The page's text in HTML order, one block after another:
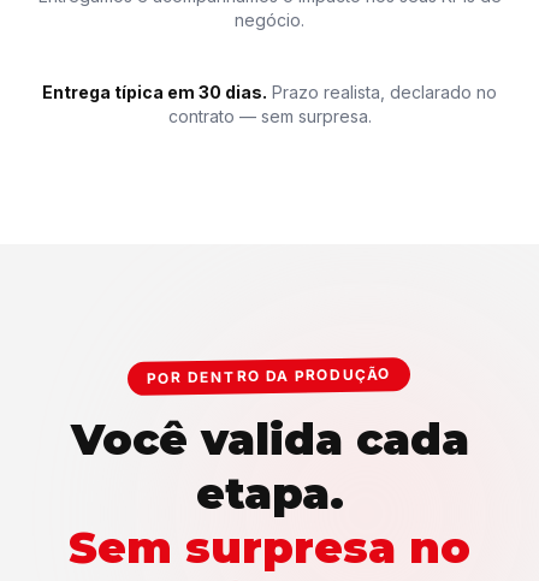
negócio.
Entrega típica em 30 dias. Prazo realista, declarado no
contrato — sem surpresa.
POR DENTRO DA PRODUÇÃO
Você valida cada
etapa.
Sem surpresa no